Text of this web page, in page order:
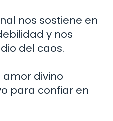
nos sostiene en
y nos
del caos.
amor divino
para confiar en